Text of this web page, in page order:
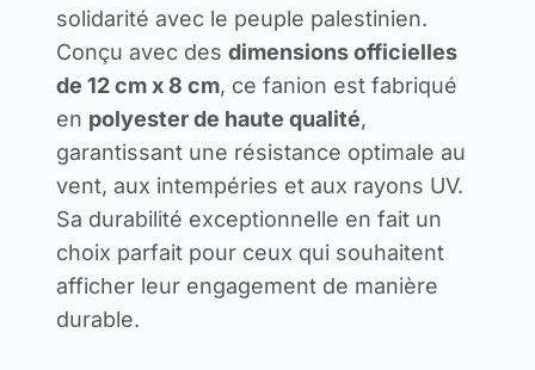
solidarité avec le peuple palestinien.
Conçu avec des dimensions officielles
de 12 cm x 8 cm, ce fanion est fabriqué
en polyester de haute qualité,
garantissant une résistance optimale au
vent, aux intempéries et aux rayons UV.
Sa durabilité exceptionnelle en fait un
choix parfait pour ceux qui souhaitent
afficher leur engagement de manière
durable.